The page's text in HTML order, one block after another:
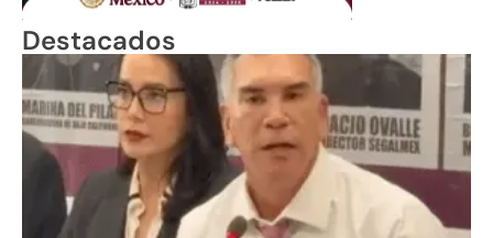
Destacados